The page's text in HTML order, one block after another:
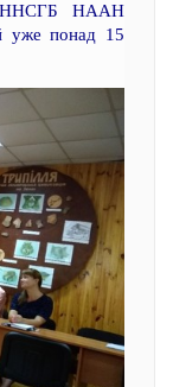
ННСГБ НААН
уже понад 15